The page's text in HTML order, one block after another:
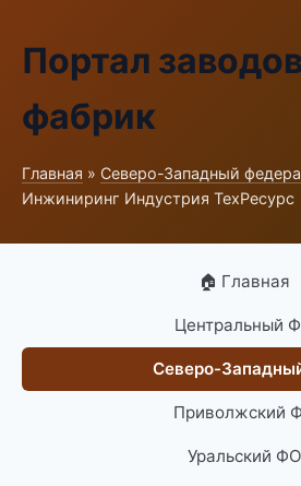
Портал
фабрик
Главная » Северо-Западный
Инжиниринг Индустрия ТехРесурс
🏠 Главная
Центральный
Северо-
Приволжский
Уральский ФО